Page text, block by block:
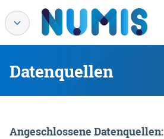
Datenquellen
Angeschlossene Datenquellen: